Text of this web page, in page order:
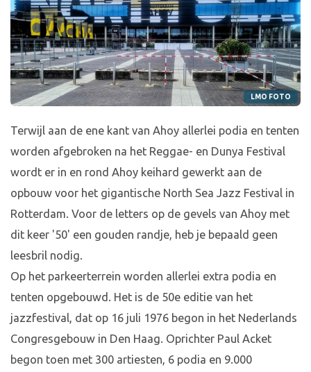
LMO FOTO
Terwijl aan de ene kant van Ahoy allerlei podia en tenten
worden afgebroken na het Reggae- en Dunya Festival
wordt er in en rond Ahoy keihard gewerkt aan de
opbouw voor het gigantische North Sea Jazz Festival in
Rotterdam. Voor de letters op de gevels van Ahoy met
dit keer '50' een gouden randje, heb je bepaald geen
leesbril nodig.
Op het parkeerterrein worden allerlei extra podia en
tenten opgebouwd. Het is de 50e editie van het
jazzfestival, dat op 16 juli 1976 begon in het Nederlands
Congresgebouw in Den Haag. Oprichter Paul Acket
begon toen met 300 artiesten, 6 podia en 9.000